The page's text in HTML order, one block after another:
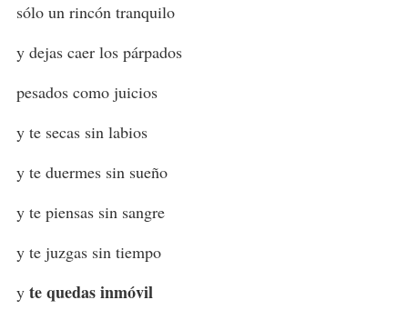
sólo un rincón tranquilo
y dejas caer los párpados
pesados como juicios
y te secas sin labios
y te duermes sin sueño
y te piensas sin sangre
y te juzgas sin tiempo
y te quedas inmóvil